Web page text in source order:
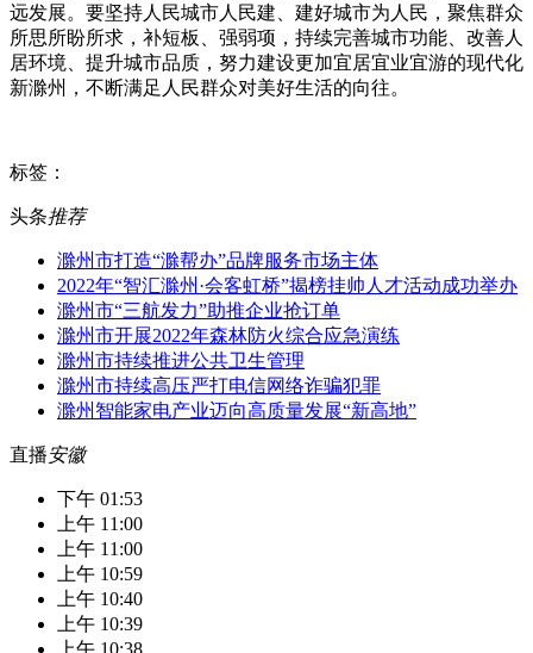
远发展。要坚持人民城市人民建、建好城市为人民，聚焦群众
所思所盼所求，补短板、强弱项，持续完善城市功能、改善人
居环境、提升城市品质，努力建设更加宜居宜业宜游的现代化
新滁州，不断满足人民群众对美好生活的向往。
标签：
头条推荐
滁州市打造“滁帮办”品牌服务市场主体
2022年“智汇滁州·会客虹桥”揭榜挂帅人才活动成功举办
滁州市“三航发力”助推企业抢订单
滁州市开展2022年森林防火综合应急演练
滁州市持续推进公共卫生管理
滁州市持续高压严打电信网络诈骗犯罪
滁州智能家电产业迈向高质量发展“新高地”
直播安徽
下午 01:53
上午 11:00
上午 11:00
上午 10:59
上午 10:40
上午 10:39